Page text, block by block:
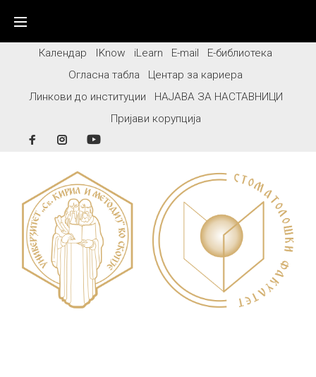
contentКалендар IKnow iLearn E-mail
Е-библиотека
Огласна табла
Центар за кариера
Линкови до институции
НАЈАВА ЗА НАСТАВНИЦИ
Пријави корупција
FacebookInstagram